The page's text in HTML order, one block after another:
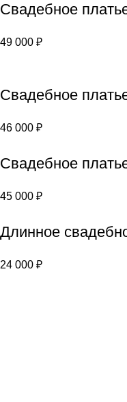
Свадебное
49 000 ₽
Свадебное
46 000 ₽
Свадебное
45 000 ₽
Длинное
24 000 ₽